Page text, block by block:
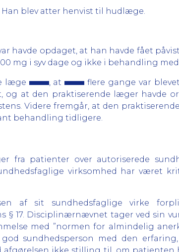
blev atter henvist til hudlæge.
havde opdaget, at han havde fået
mg i syv dage og ikke i behandling
læge , at
flere gange var
og at den praktiserende læger havde
Videre fremgår, at den
behandling tidligere.
fra patienter over autoriserede
virksomhed har været
af sit sundhedsfaglige virke
§ 17. Disciplinærnævnet tager ved sin
med ”normen for almindelig
sundhedsperson med den